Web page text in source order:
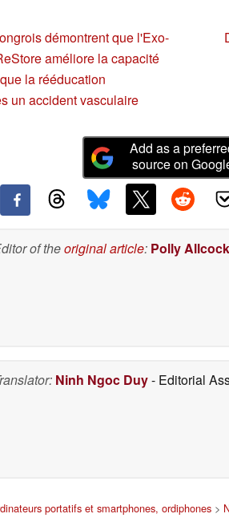
démontrent que l'Exo-
améliore la capacité
la rééducation
un accident vasculaire
Add as a
source on
of theoriginal article: Polly Allcock
Ninh Ngoc Duy- Editorial
portatifs et smartphones, ordiphones>